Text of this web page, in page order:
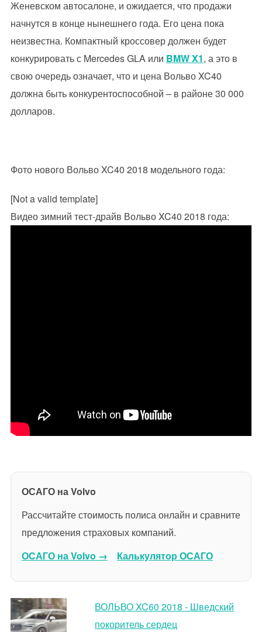
Женевском автосалоне, и ожидается, что продажи
начнутся в конце нынешнего года. Его цена пока
неизвестна. Компактный кроссовер должен будет
конкурировать с Mercedes GLA или BMW X1, а это в
свою очередь означает, что и цена Вольво XC40
должна быть конкурентоспособной – в районе 30 000
долларов.
Фото нового Вольво XC40 2018 модельного года:
[Not a valid template]
Видео зимний тест-драйв Вольво XC40 2018 года:
ОСАГО на Volvo
Рассчитайте стоимость полиса онлайн и сравните
предложения страховых компаний.
ОСАГО на Volvo →
Калькулятор ОСАГО
ВОЛЬВО XC60 2018 - Шведский
покоритель сердец